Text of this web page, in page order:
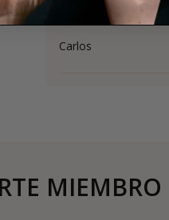
Leer más
Carlos
MIEMBRO